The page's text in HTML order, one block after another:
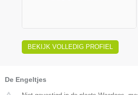
BEKIJK VOLLEDIG PROFIEL
De Engeltjes